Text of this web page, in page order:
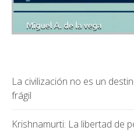
La civilización no es un
frágil
Krishnamurti: La libertad de